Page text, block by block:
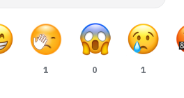
1 0 1